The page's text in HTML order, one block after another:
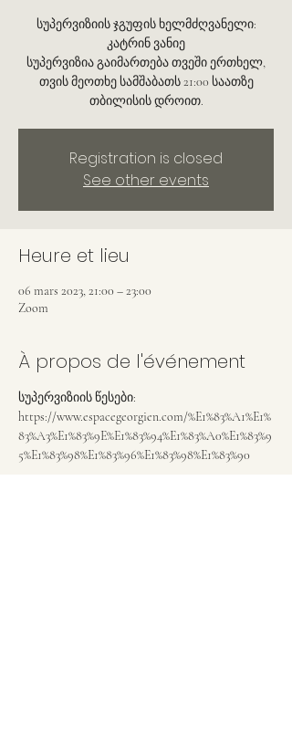
სუპერვიზიის ჯგუფის ხელმძღვანელი:
კატრინ ვანიე
სუპერვიზია გაიმართება თვეში ერთხელ,
თვის მეოთხე სამშაბათს 21:00 საათზე
თბილისის დროით.
Registration is closed
See other events
Heure et lieu
06 mars 2023, 21:00 – 23:00
Zoom
À propos de l'événement
სუპერვიზიის წესები:
https://www.espacegeorgien.com/%E1%83%A1%E1%
83%A3%E1%83%9E%E1%83%94%E1%83%A0%E1%83%9
5%E1%83%98%E1%83%96%E1%83%98%E1%83%90